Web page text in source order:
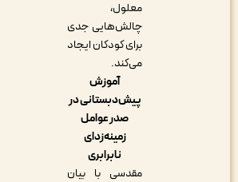
چالش‌هایی جدی
برای کودکان ایجاد
پیش‌دبستانی در
صدر عوامل
زمینه‌زدای
مقدسی با بیان